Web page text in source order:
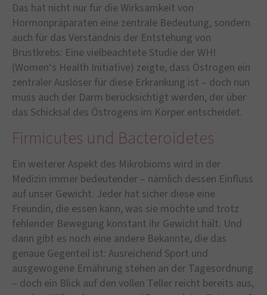
Das hat nicht nur für die Wirksamkeit von
Hormonpräparaten eine zentrale Bedeutung, sondern
auch für das Verständnis der Entstehung von
Brustkrebs: Eine vielbeachtete Studie der WHI
(Women‘s Health Initiative) zeigte, dass Östrogen ein
zentraler Auslöser für diese Erkrankung ist – doch nun
muss auch der Darm berücksichtigt werden, der über
das Schicksal des Östrogens im Körper entscheidet.
Firmicutes und Bacteroidetes
Ein weiterer Aspekt des Mikrobioms wird in der
Medizin immer bedeutender – nämlich dessen Einfluss
auf unser Gewicht. Jeder hat sicher diese eine
Freundin, die essen kann, was sie möchte und trotz
fehlender Bewegung konstant ihr Gewicht hält. Und
dann gibt es noch eine andere Bekannte, die das
genaue Gegenteil ist: Ausreichend Sport und
ausgewogene Ernährung stehen an der Tagesordnung
– doch ein Blick auf den vollen Teller reicht bereits aus,